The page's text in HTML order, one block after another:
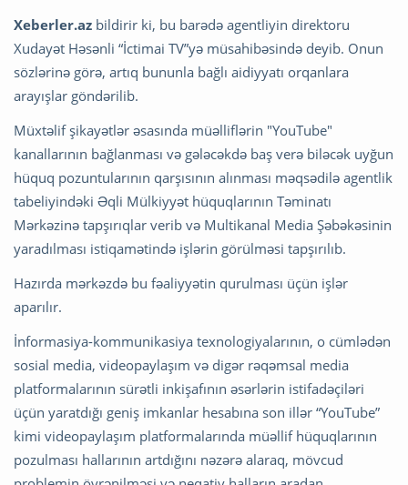
Xeberler.az bildirir ki, bu barədə agentliyin direktoru
Xudayət Həsənli “İctimai TV”yə müsahibəsində deyib. Onun
sözlərinə görə, artıq bununla bağlı aidiyyatı orqanlara
arayışlar göndərilib.
Müxtəlif şikayətlər əsasında müəlliflərin "YouTube"
kanallarının bağlanması və gələcəkdə baş verə biləcək uyğun
hüquq pozuntularının qarşısının alınması məqsədilə agentlik
tabeliyindəki Əqli Mülkiyyət hüquqlarının Təminatı
Mərkəzinə tapşırıqlar verib və Multikanal Media Şəbəkəsinin
yaradılması istiqamətində işlərin görülməsi tapşırılıb.
Hazırda mərkəzdə bu fəaliyyətin qurulması üçün işlər
aparılır.
İnformasiya-kommunikasiya texnologiyalarının, o cümlədən
sosial media, videopaylaşım və digər rəqəmsal media
platformalarının sürətli inkişafının əsərlərin istifadəçiləri
üçün yaratdığı geniş imkanlar hesabına son illər “YouTube”
kimi videopaylaşım platformalarında müəllif hüquqlarının
pozulması hallarının artdığını nəzərə alaraq, mövcud